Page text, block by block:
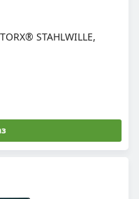
STAHLWILLE,